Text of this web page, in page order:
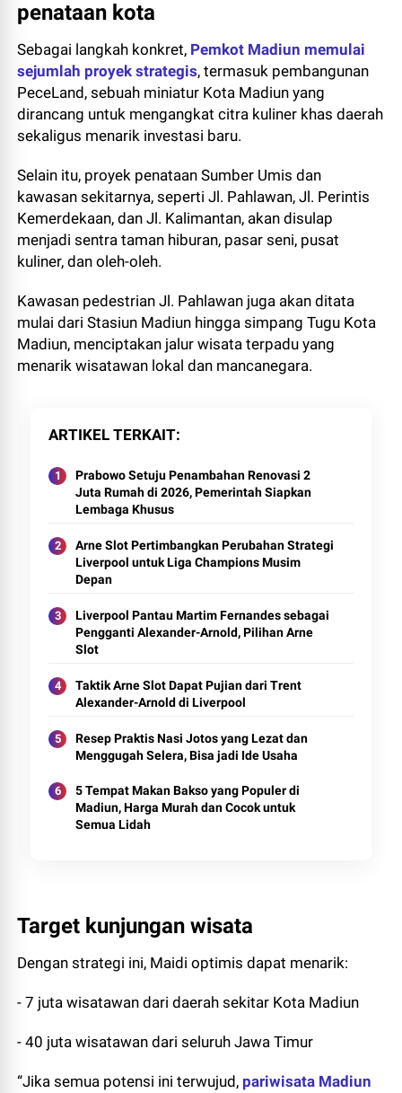
penataan kota
Sebagai langkah konkret, Pemkot Madiun memulai
sejumlah proyek strategis, termasuk pembangunan
PeceLand, sebuah miniatur Kota Madiun yang
dirancang untuk mengangkat citra kuliner khas daerah
sekaligus menarik investasi baru.
Selain itu, proyek penataan Sumber Umis dan
kawasan sekitarnya, seperti Jl. Pahlawan, Jl. Perintis
Kemerdekaan, dan Jl. Kalimantan, akan disulap
menjadi sentra taman hiburan, pasar seni, pusat
kuliner, dan oleh-oleh.
Kawasan pedestrian Jl. Pahlawan juga akan ditata
mulai dari Stasiun Madiun hingga simpang Tugu Kota
Madiun, menciptakan jalur wisata terpadu yang
menarik wisatawan lokal dan mancanegara.
ARTIKEL TERKAIT
Prabowo Setuju Penambahan Renovasi 2
Juta Rumah di 2026, Pemerintah Siapkan
Lembaga Khusus
Arne Slot Pertimbangkan Perubahan Strategi
Liverpool untuk Liga Champions Musim
Depan
Liverpool Pantau Martim Fernandes sebagai
Pengganti Alexander-Arnold, Pilihan Arne
Slot
Taktik Arne Slot Dapat Pujian dari Trent
Alexander-Arnold di Liverpool
Resep Praktis Nasi Jotos yang Lezat dan
Menggugah Selera, Bisa jadi Ide Usaha
5 Tempat Makan Bakso yang Populer di
Madiun, Harga Murah dan Cocok untuk
Semua Lidah
Target kunjungan wisata
Dengan strategi ini, Maidi optimis dapat menarik:
- 7 juta wisatawan dari daerah sekitar Kota Madiun
- 40 juta wisatawan dari seluruh Jawa Timur
“Jika semua potensi ini terwujud, pariwisata Madiun